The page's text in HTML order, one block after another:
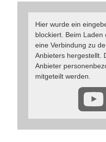
Hier wurde ein
blockiert. Beim Laden
eine Verbindung zu
Anbieters hergestellt.
Anbieter
mitgeteilt werden.